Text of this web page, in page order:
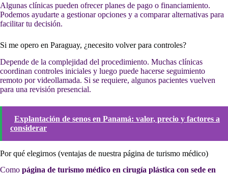
Algunas clínicas pueden ofrecer planes de pago o financiamiento.
Podemos ayudarte a gestionar opciones y a comparar alternativas para
facilitar tu decisión.
Si me opero en Paraguay, ¿necesito volver para controles?
Depende de la complejidad del procedimiento. Muchas clínicas
coordinan controles iniciales y luego puede hacerse seguimiento
remoto por videollamada. Si se requiere, algunos pacientes vuelven
para una revisión presencial.
Explantación de senos en Panamá: valor, precio y factores a
considerar
Por qué elegirnos (ventajas de nuestra página de turismo médico)
Como página de turismo médico en cirugía plástica con sede en